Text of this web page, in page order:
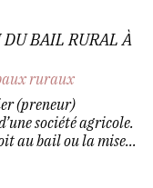
BAIL RURAL À
ruraux
(preneur)
société agricole.
au bail ou la mise...